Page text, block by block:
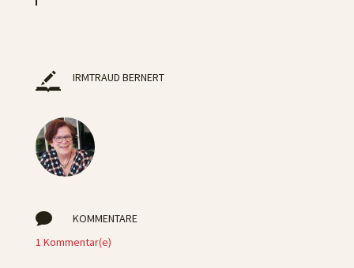
IRMTRAUD BERNERT

KOMMENTARE
1 Kommentar(e)